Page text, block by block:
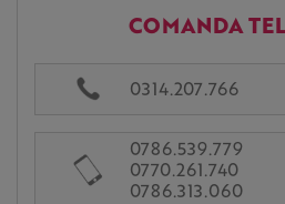
COMANDA
0314.207.766
0786.539.779
0770.261.740
0786.313.060